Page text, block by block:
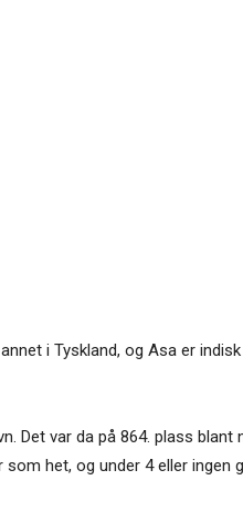
i Tyskland, og Asa er
Det var da på 864. plass blant
het, og under 4 eller ingen